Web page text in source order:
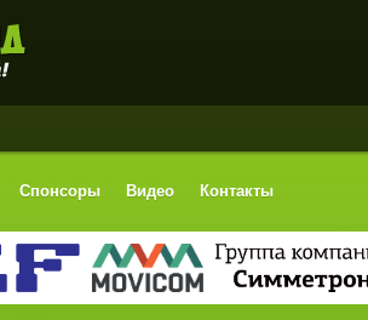
Спонсоры Видео Контакты